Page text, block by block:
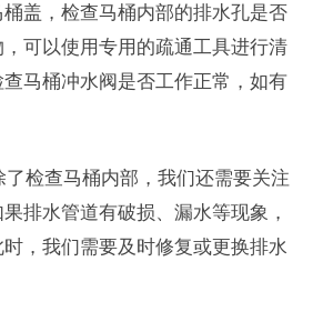
盖，检查马桶内部的排水孔是否
可以使用专用的疏通工具进行清
马桶冲水阀是否工作正常，如有
检查马桶内部，我们还需要关注
排水管道有破损、漏水等现象，
，我们需要及时修复或更换排水